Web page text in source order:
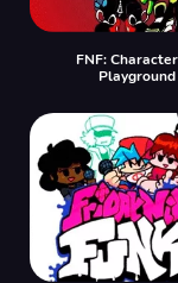
FNF:
Playground